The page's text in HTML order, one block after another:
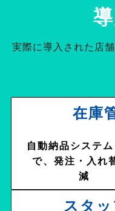
実際に導入された店
在庫
自動納品システ
で、発注・入れ
減
スタ